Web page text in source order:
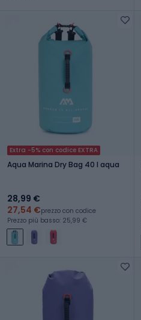
Extra -5% con codice EXTRA
Aqua Marina Dry Bag 40 l aqua
28,99 €
27,54 €prezzo con codice
Prezzo più basso: 25,99 €